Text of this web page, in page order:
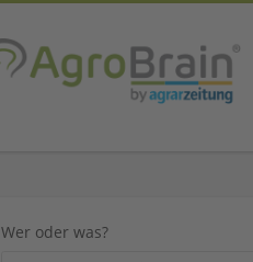
Wer oder was?